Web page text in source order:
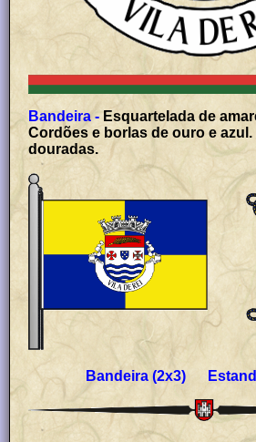
Bandeira - Esquartelada de
Cordões e borlas de ouro e azul.
douradas.
Bandeira (2x3)